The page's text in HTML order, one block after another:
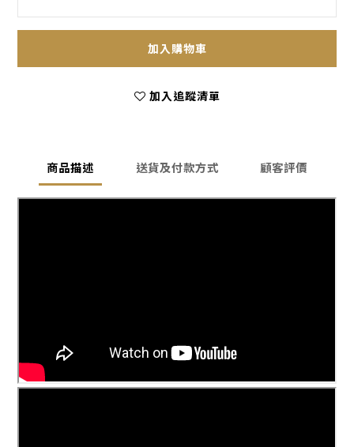
加入購物車
加入追蹤清單
商品描述 送貨及付款方式 顧客評價